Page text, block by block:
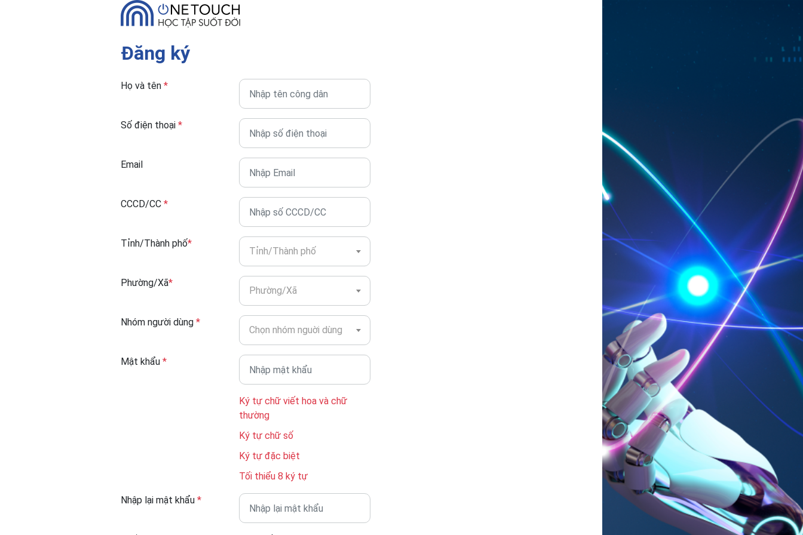
Đăng ký
Họ và tên *
Số điện thoại *
Email
CCCD/CC *
Tỉnh/Thành phố*
Tỉnh/Thành phố
Phường/Xã*
Phường/Xã
Nhóm người dùng *
Chọn nhóm nguời dùng
Mật khẩu *
Ký tự chữ viết hoa và chữ
thường
Ký tự chữ số
Ký tự đặc biệt
Tối thiểu 8 ký tự
Nhập lại mật khẩu *